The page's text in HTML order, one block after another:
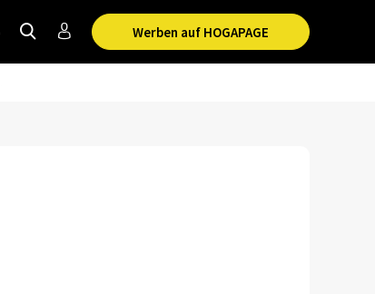
Werben auf HOGAPAGE